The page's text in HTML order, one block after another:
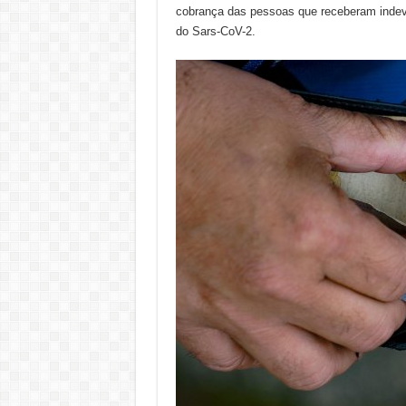
cobrança das pessoas que receberam
do Sars-CoV-2.